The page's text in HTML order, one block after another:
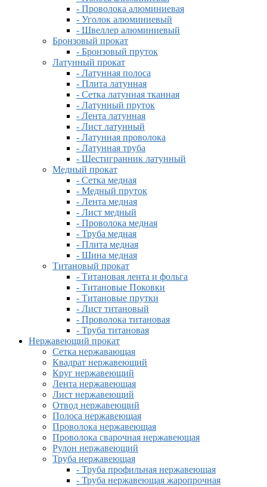
- Проволока алюминиевая
- Уголок алюминиевый
- Швеллер алюминиевый
Бронзовый прокат
- Бронзовый пруток
Латунный прокат
- Латунная полоса
- Плита латунная
- Сетка латунная тканная
- Латунный пруток
- Лента латунная
- Лист латунный
- Латунная проволока
- Латунная труба
- Шестигранник латунный
Медный прокат
- Сетка медная
- Медный пруток
- Лента медная
- Лист медный
- Проволока медная
- Труба медная
- Плита медная
- Шина медная
Титановый прокат
- Титановая лента и фольга
- Титановые Поковки
- Титановые прутки
- Лист титановый
- Проволока титановая
- Труба титановая
Нержавеющий прокат
Сетка нержавающая
Квадрат нержавеющий
Круг нержавеющий
Лента нержавеющая
Лист нержавеющий
Отвод нержавеющий
Полоса нержавеющая
Проволока нержавеющая
Проволока сварочная нержавеющая
Рулон нержавеющий
Труба нержавеющая
- Труба профильная нержавеющая
- Труба нержавеющая жаропрочная